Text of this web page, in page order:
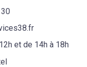
et de 14h à 18h